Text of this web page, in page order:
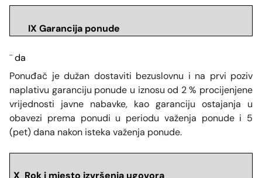
IX Garancija ponude
¨ da
Ponuđač je dužan dostaviti bezuslovnu i na prvi poziv
naplativu garanciju ponude u iznosu od 2 % procijenjene
vrijednosti javne nabavke, kao garanciju ostajanja u
obavezi prema ponudi u periodu važenja ponude i 5
(pet) dana nakon isteka važenja ponude.
X Rok i mjesto izvršenja ugovora